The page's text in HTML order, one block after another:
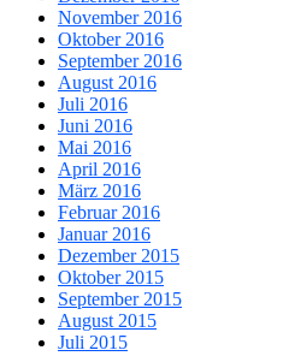
November 2016
Oktober 2016
September 2016
August 2016
Juli 2016
Juni 2016
Mai 2016
April 2016
März 2016
Februar 2016
Januar 2016
Dezember 2015
Oktober 2015
September 2015
August 2015
Juli 2015